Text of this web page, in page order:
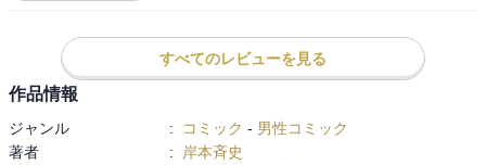
倒的な力で音忍たちを蹴散らした。大蛇丸の目的は!? そして中忍選
抜試験は続く…。
・‥…━━━☆・‥…━━━☆・‥…━━━☆
感想は最終巻にまとめて記載予定です。
すべてのレビューを見る
作品情報
ジャンル : コミック - 男性コミック
著者
:
岸本斉史